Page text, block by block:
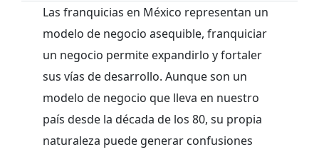
Las franquicias en México representan un
modelo de negocio asequible, franquiciar
un negocio permite expandirlo y fortaler
sus vías de desarrollo. Aunque son un
modelo de negocio que lleva en nuestro
país desde la década de los 80, su propia
naturaleza puede generar confusiones